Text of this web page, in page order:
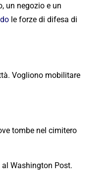
un negozio e un
le forze di difesa di
Vogliono mobilitare
tombe nel cimitero
Washington Post.